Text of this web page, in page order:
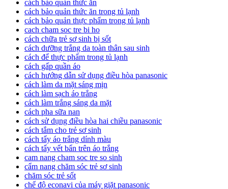
cách bảo quản thức ăn
cách bảo quản thức ăn trong tủ lạnh
cách bảo quản thực phẩm trong tủ lạnh
cach cham soc tre bi ho
cách chữa trẻ sơ sinh bị sốt
cách dưỡng trắng da toàn thân sau sinh
cách để thực phẩm trong tủ lạnh
cách gấp quần áo
cách hướng dẫn sử dụng điều hòa panasonic
cách làm da mặt sáng mịn
cách làm sạch áo trắng
cách làm trắng sáng da mặt
cách pha sữa nan
cách sử dụng điều hòa hai chiều panasonic
cách tắm cho trẻ sơ sinh
cách tẩy áo trắng dính màu
cách tẩy vết bẩn trên áo trắng
cam nang cham soc tre so sinh
cẩm nang chăm sóc trẻ sơ sinh
chăm sóc trẻ sốt
chế độ econavi của máy giặt panasonic